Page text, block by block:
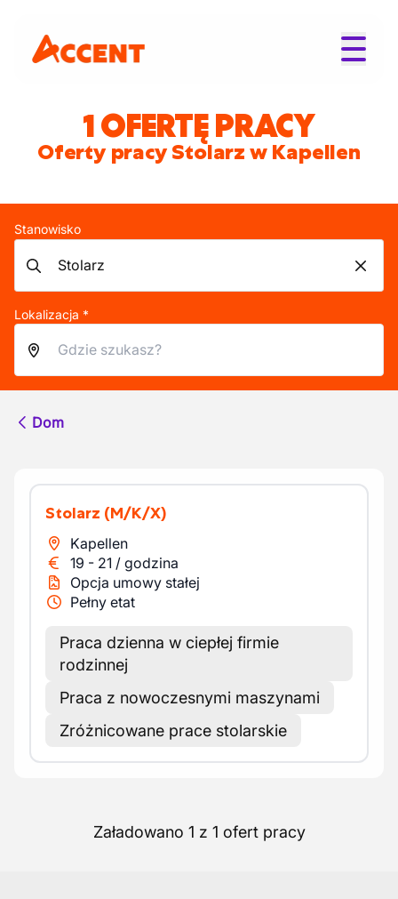
1 OFERTĘ PRACY
Oferty pracy Stolarz w Kapellen
Stanowisko
Lokalizacja *
Dom
Stolarz (M/K/X)
Kapellen
19 - 21 / godzina
Opcja umowy stałej
Pełny etat
Praca dzienna w ciepłej firmie
rodzinnej
Praca z nowoczesnymi maszynami
Zróżnicowane prace stolarskie
Załadowano 1 z 1 ofert pracy